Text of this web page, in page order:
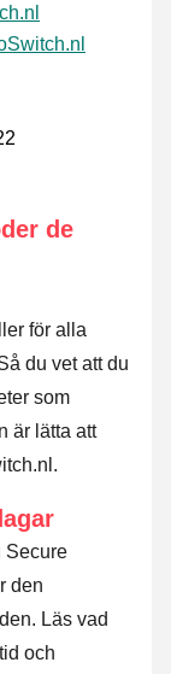
de
för alla
du vet att du
som
är lätta att
Secure
den
Läs vad
och